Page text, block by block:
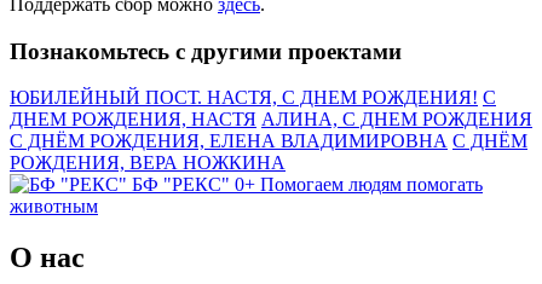
Познакомьтесь с другими проектами
ЮБИЛЕЙНЫЙ ПОСТ. НАСТЯ, С ДНЕМ РОЖДЕНИЯ! С
ДНЕМ РОЖДЕНИЯ, НАСТЯ АЛИНА, С ДНЕМ РОЖДЕНИЯ
С ДНЁМ РОЖДЕНИЯ, ЕЛЕНА ВЛАДИМИРОВНА С ДНЁМ
РОЖДЕНИЯ, ВЕРА НОЖКИНА
БФ "РЕКС" 0+ Помогаем людям помогать
животным
О нас